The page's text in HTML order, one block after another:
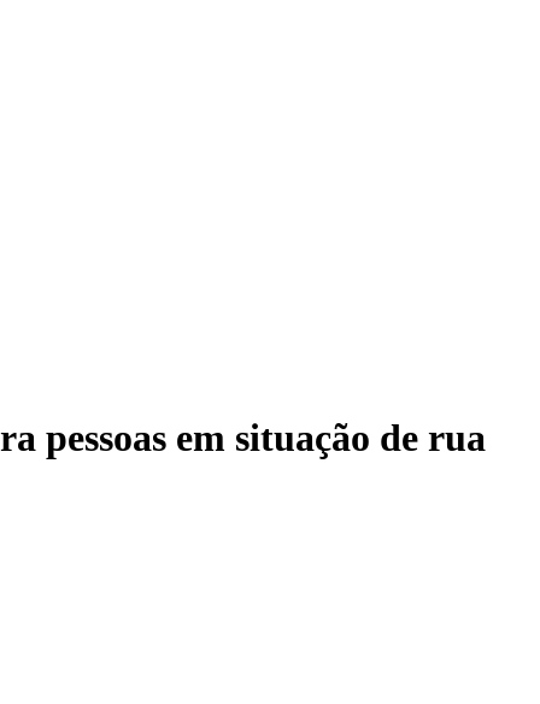
pessoas em situação de rua